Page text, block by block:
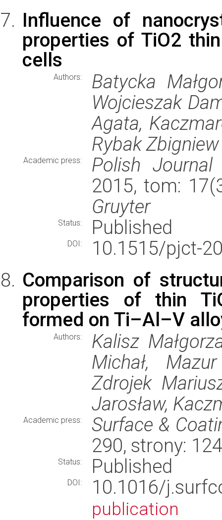
Influence of
properties of TiO2
cells
Authors:
Batycka
Wojcieszak
Agata,
Rybak Zbigniew
Academic press:
Polish
2015, tom:
Gruyter
Status: Published
DOI:
10.1515/pjct-
Comparison of
properties of thin
formed on Ti–Al–V
Authors:
Kalisz
Michał,
Zdrojek
Jarosław,
Academic press:
Surface &
290, strony:
Status: Published
DOI: 10.1016/
publication